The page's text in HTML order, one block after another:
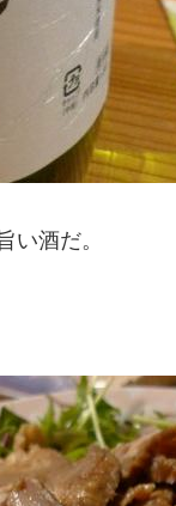
い酒だ。